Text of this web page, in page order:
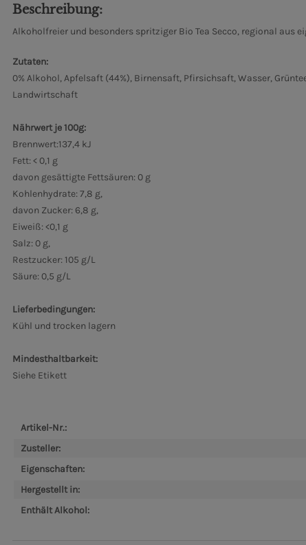
Beschreibung:
Alkoholfreier und besonders spritziger Bio Tea Secco, regional aus
Zutaten:
0% Alkohol, Apfelsaft (44%), Birnensaft, Pfirsichsaft, Wasser,
Landwirtschaft
Nährwert je 100g:
Brennwert:137,4 kJ
Fett: < 0,1 g
davon gesättigte Fettsäuren: 0 g
Kohlenhydrate: 7,8 g,
davon Zucker: 6,8 g,
Eiweiß: <0,1 g
Salz: 0 g,
Restzucker: 105 g/L
Säure: 0,5 g/L
Lieferbedingungen:
Kühl und trocken lagern
Mindesthaltbarkeit:
Siehe Etikett
Artikel-Nr.:
Zusteller:
Eigenschaften:
Hergestellt in:
Enthält Alkohol: